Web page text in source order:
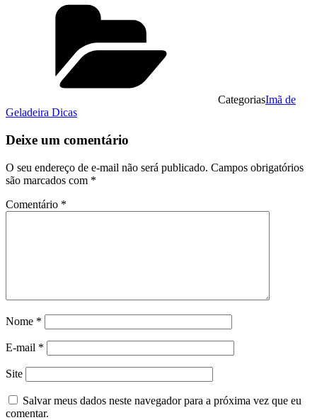
CategoriasImã de
Geladeira Dicas
Deixe um comentário
O seu endereço de e-mail não será publicado. Campos obrigatórios
são marcados com *
Comentário *
Nome *
E-mail *
Site
Salvar meus dados neste navegador para a próxima vez que eu
comentar.